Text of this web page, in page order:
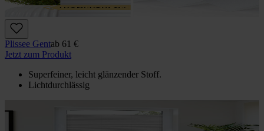
Plissee Gentab 61 €
Jetzt zum Produkt
Superfeiner, leicht glänzender Stoff.
Lichtdurchlässig